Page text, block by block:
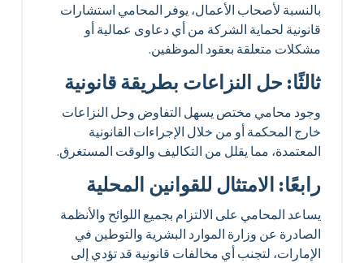
بالنسبة لأصحاب الأعمال، يوفر المحامي استشارات
قانونية لحماية الشركة من أي دعاوى عمالية أو
مشكلات متعلقة بعقود الموظفين.
ثالثًا: حل النزاعات بطريقة قانونية
وجود محامي مختص يسهل التفاوض وحل النزاعات
خارج المحكمة أو من خلال الإجراءات القانونية
المعتمدة، مما يقلل من التكاليف والوقت المستغرق.
رابعًا: الامتثال للقوانين المحلية
يساعد المحامي على الالتزام بجميع اللوائح والأنظمة
الصادرة عن وزارة الموارد البشرية والتوطين في
الإمارات، لتجنب أي مخالفات قانونية قد تؤدي إلى